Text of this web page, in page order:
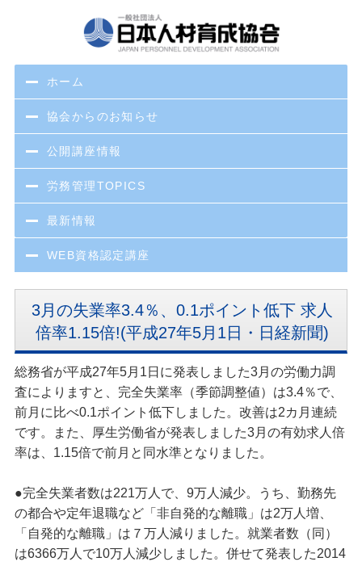
ホーム
協会からのお知らせ
公開講座情報
労務管理TOPICS
最新情報
WEB資格認定講座
3月の失業率3.4％、0.1ポイント低下 求人
倍率1.15倍!(平成27年5月1日・日経新聞)
総務省が平成27年5月1日に発表しました3月の労働力調
査によりますと、完全失業率（季節調整値）は3.4％で、
前月に比べ0.1ポイント低下しました。改善は2カ月連続
です。また、厚生労働省が発表しました3月の有効求人倍
率は、1.15倍で前月と同水準となりました。
●完全失業者数は221万人で、9万人減少。うち、勤務先
の都合や定年退職など「非自発的な離職」は2万人増、
「自発的な離職」は７万人減りました。就業者数（同）
は6366万人で10万人減少しました。併せて発表した2014